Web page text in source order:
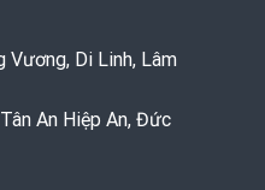
Vương, Di Linh, Lâm
An Hiệp An, Đức